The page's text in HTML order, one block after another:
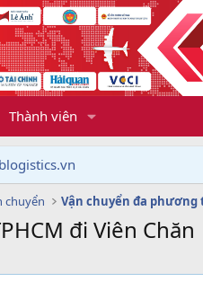
Thành viên
chuyển Vận chuyển đa phương
đi Viên Chăn